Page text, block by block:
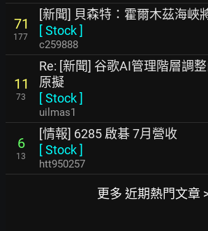
71
177
[新聞] 貝森特：霍爾木茲海峽
[Stock]
c259888
11
73
Re: [新聞] 谷歌AI管理階層調
原擬
[Stock]
uilmas1
6
13
[情報] 6285 啟碁 7月營收
[Stock]
htt950257
更多 近期熱門文章